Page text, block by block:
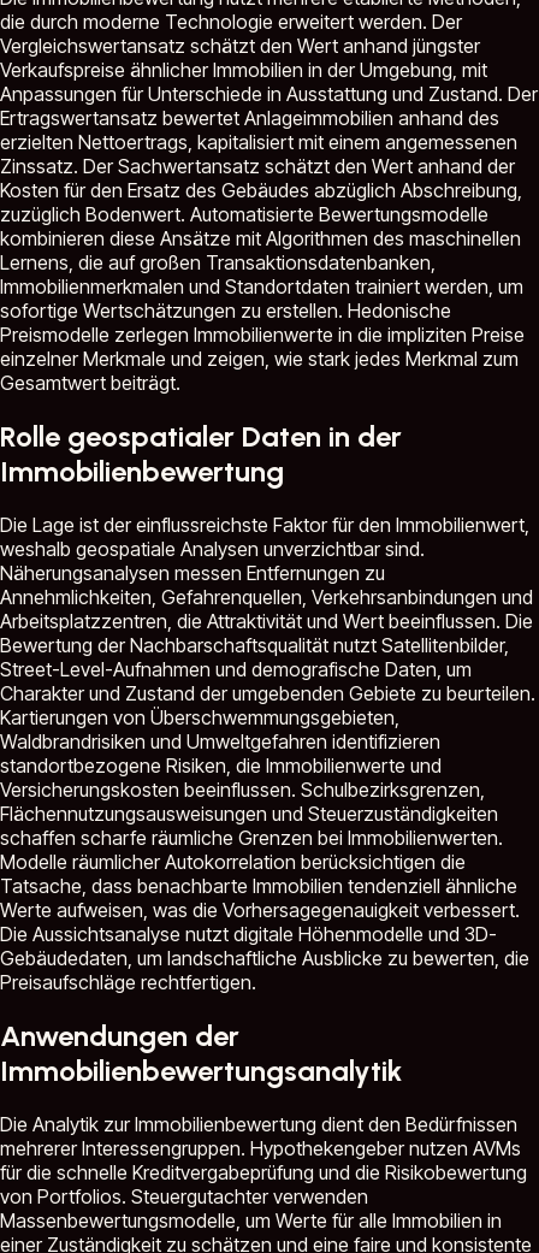
die durch moderne Technologie erweitert werden. Der
Vergleichswertansatz schätzt den Wert anhand jüngster
Verkaufspreise ähnlicher Immobilien in der Umgebung, mit
Anpassungen für Unterschiede in Ausstattung und Zustand. Der
Ertragswertansatz bewertet Anlageimmobilien anhand des
erzielten Nettoertrags, kapitalisiert mit einem angemessenen
Zinssatz. Der Sachwertansatz schätzt den Wert anhand der
Kosten für den Ersatz des Gebäudes abzüglich Abschreibung,
zuzüglich Bodenwert. Automatisierte Bewertungsmodelle
kombinieren diese Ansätze mit Algorithmen des maschinellen
Lernens, die auf großen Transaktionsdatenbanken,
Immobilienmerkmalen und Standortdaten trainiert werden, um
sofortige Wertschätzungen zu erstellen. Hedonische
Preismodelle zerlegen Immobilienwerte in die impliziten Preise
einzelner Merkmale und zeigen, wie stark jedes Merkmal zum
Gesamtwert beiträgt.
Rolle geospatialer Daten in der
Immobilienbewertung
Die Lage ist der einflussreichste Faktor für den Immobilienwert,
weshalb geospatiale Analysen unverzichtbar sind.
Näherungsanalysen messen Entfernungen zu
Annehmlichkeiten, Gefahrenquellen, Verkehrsanbindungen und
Arbeitsplatzzentren, die Attraktivität und Wert beeinflussen. Die
Bewertung der Nachbarschaftsqualität nutzt Satellitenbilder,
Street-Level-Aufnahmen und demografische Daten, um
Charakter und Zustand der umgebenden Gebiete zu beurteilen.
Kartierungen von Überschwemmungsgebieten,
Waldbrandrisiken und Umweltgefahren identifizieren
standortbezogene Risiken, die Immobilienwerte und
Versicherungskosten beeinflussen. Schulbezirksgrenzen,
Flächennutzungsausweisungen und Steuerzuständigkeiten
schaffen scharfe räumliche Grenzen bei Immobilienwerten.
Modelle räumlicher Autokorrelation berücksichtigen die
Tatsache, dass benachbarte Immobilien tendenziell ähnliche
Werte aufweisen, was die Vorhersagegenauigkeit verbessert.
Die Aussichtsanalyse nutzt digitale Höhenmodelle und 3D-
Gebäudedaten, um landschaftliche Ausblicke zu bewerten, die
Preisaufschläge rechtfertigen.
Anwendungen der
Immobilienbewertungsanalytik
Die Analytik zur Immobilienbewertung dient den Bedürfnissen
mehrerer Interessengruppen. Hypothekengeber nutzen AVMs
für die schnelle Kreditvergabeprüfung und die Risikobewertung
von Portfolios. Steuergutachter verwenden
Massenbewertungsmodelle, um Werte für alle Immobilien in
einer Zuständigkeit zu schätzen und eine faire und konsistente